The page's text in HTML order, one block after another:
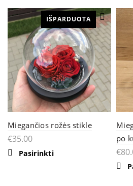
IŠPARDUOTA
Miegančios rožės stikle
€35.00
PasirinktiThis
po
€